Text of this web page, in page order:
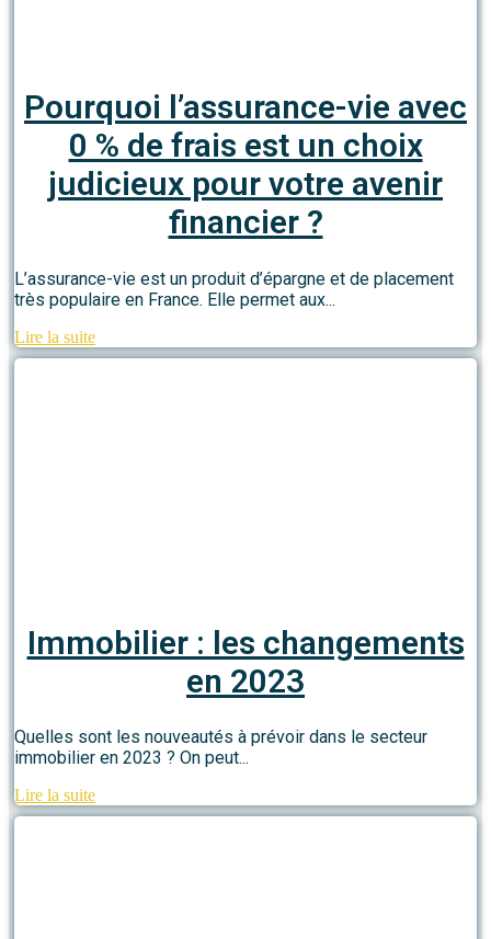
Pourquoi l’assurance-vie avec
0 % de frais est un choix
judicieux pour votre avenir
financier ?
L’assurance-vie est un produit d’épargne et de placement
très populaire en France. Elle permet aux...
Lire la suite
Immobilier : les changements
en 2023
Quelles sont les nouveautés à prévoir dans le secteur
immobilier en 2023 ? On peut...
Lire la suite